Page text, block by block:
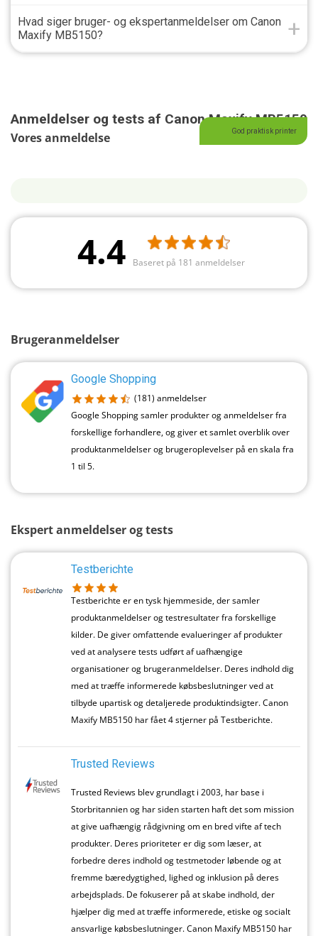
Hvad siger bruger- og ekspertanmeldelser om Canon
Maxify MB5150?
Anmeldelser og tests af Canon Maxify MB5150
Vores anmeldelse God praktisk printer
4.4 Baseret på 181 anmeldelser
Brugeranmeldelser
Google Shopping
(181) anmeldelser
Google Shopping samler produkter og anmeldelser fra
forskellige forhandlere, og giver et samlet overblik over
produktanmeldelser og brugeroplevelser på en skala fra
1 til 5.
Ekspert anmeldelser og tests
Testberichte
Testberichte er en tysk hjemmeside, der samler
produktanmeldelser og testresultater fra forskellige
kilder. De giver omfattende evalueringer af produkter
ved at analysere tests udført af uafhængige
organisationer og brugeranmeldelser. Deres indhold dig
med at træffe informerede købsbeslutninger ved at
tilbyde upartisk og detaljerede produktindsigter. Canon
Maxify MB5150 har fået 4 stjerner på Testberichte.
Trusted Reviews
Trusted Reviews blev grundlagt i 2003, har base i
Storbritannien og har siden starten haft det som mission
at give uafhængig rådgivning om en bred vifte af tech
produkter. Deres prioriteter er dig som læser, at
forbedre deres indhold og testmetoder løbende og at
fremme bæredygtighed, lighed og inklusion på deres
arbejdsplads. De fokuserer på at skabe indhold, der
hjælper dig med at træffe informerede, etiske og socialt
ansvarlige købsbeslutninger. Canon Maxify MB5150 har